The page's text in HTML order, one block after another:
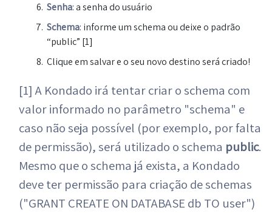
Senha: a senha do usuário
Schema: informe um schema ou deixe o padrão
“public” [1]
Clique em salvar e o seu novo destino será criado!
[1] A Kondado irá tentar criar o schema com
valor informado no parâmetro "schema" e
caso não seja possível (por exemplo, por falta
de permissão), será utilizado o schema public.
Mesmo que o schema já exista, a Kondado
deve ter permissão para criação de schemas
("GRANT CREATE ON DATABASE db TO user")